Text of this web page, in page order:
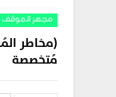
مجهر الموقف
(مخاطر
مُتخصصة